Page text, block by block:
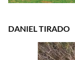
DANIEL TIRADO